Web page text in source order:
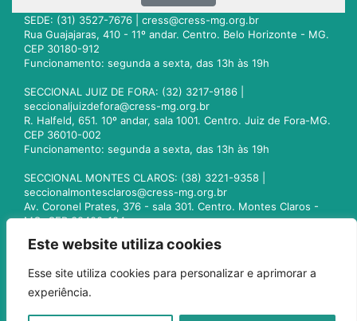
Este website utiliza cookies
Esse site utiliza cookies para personalizar e aprimorar a
experiência.
SEDE: (31) 3527-7676 | cress@cress-mg.org.br
Rua Guajajaras, 410 - 11º andar. Centro. Belo Horizonte - MG.
CEP 30180-912
Funcionamento: segunda a sexta, das 13h às 19h
SECCIONAL JUIZ DE FORA: (32) 3217-9186 |
seccionaljuizdefora@cress-mg.org.br
R. Halfeld, 651. 10º andar, sala 1001. Centro. Juiz de Fora-MG.
CEP 36010-002
Funcionamento: segunda a sexta, das 13h às 19h
SECCIONAL MONTES CLAROS: (38) 3221-9358 |
seccionalmontesclaros@cress-mg.org.br
Av. Coronel Prates, 376 - sala 301. Centro. Montes Claros -
MG. CEP 39400-104
seccionaluberlandia@cress-mg.org.br
Av. Afonso Pena, 547 - sala 101. Uberlândia - MG. CEP